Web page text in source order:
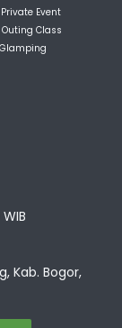
Event
Class
Kab. Bogor,